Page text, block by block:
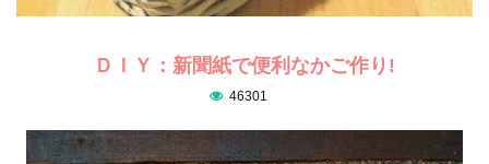
ＤＩＹ：新聞紙で便利なかご作り!
46301